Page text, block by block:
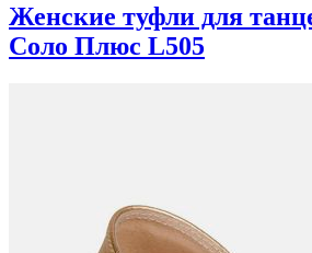
Женские туфли для
Соло Плюс L505